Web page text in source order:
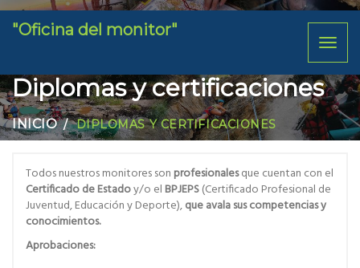
"Oficina del monitor"
Diplomas y certificaciones
INICIO DIPLOMAS Y CERTIFICACIONES
Todos nuestros monitores son profesionalesque cuentan con el
Certificado de Estadoy/o el BPJEPS(Certificado Profesional de
Juventud, Educación y Deporte),que avala sus competencias y
conocimientos.
Aprobaciones: